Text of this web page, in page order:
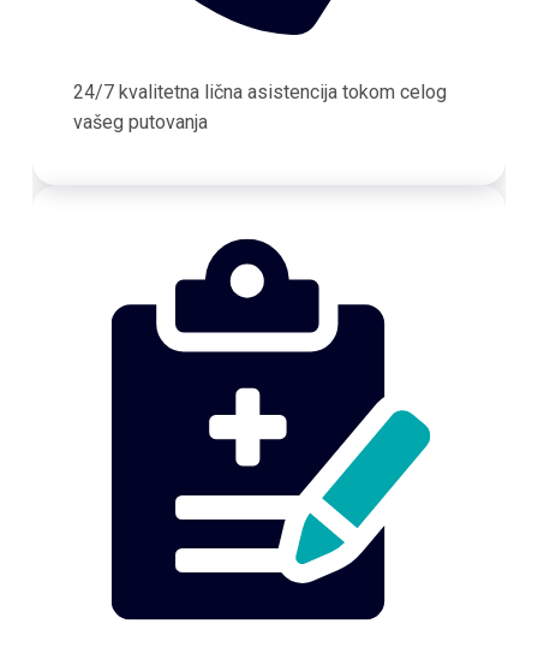
24/7 kvalitetna lična asistencija tokom celog
vašeg putovanja